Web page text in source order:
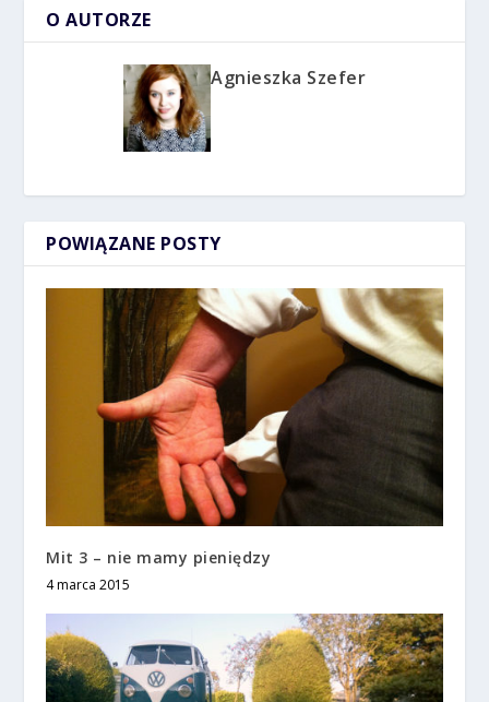
O AUTORZE
Agnieszka Szefer
POWIĄZANE POSTY
Mit 3 – nie mamy pieniędzy
4 marca 2015